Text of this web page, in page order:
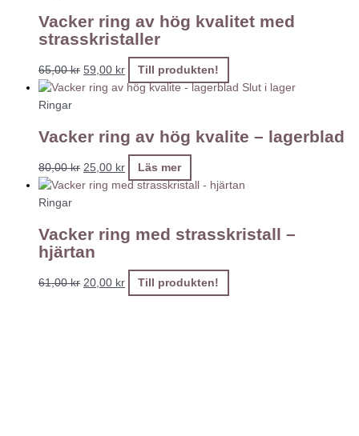
Vacker ring av hög kvalitet med
strasskristaller
65,00kr 59,00 kr Till produkten!
Slut i lager
Ringar
Vacker ring av hög kvalite – lagerblad
80,00kr 25,00 kr Läs mer
Ringar
Vacker ring med strasskristall –
hjärtan
61,00kr 20,00 kr Till produkten!